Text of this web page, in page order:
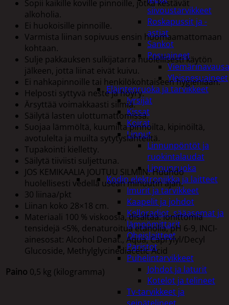
siivoustarvikkeet
Roskapussit ja -
astiat
Sankot
Pesuaineet
Yleispesuaineet
Eläintenruoka ja tarvikkeet
Jyrsijät
Kissat
Koirat
Linnut
Linnunpöntöt ja
ruokintalaudat
Linnunruoka
Kodin elektroniikka ja laitteet
Imurit ja tarvikkeet
Kaapelit ja johdot
Kelloradiot, sääasemat ja
lämpömittarit
Oheislaitteet
Paristot
Puhelintarvikkeet
Johdot ja laturit
Kotelot ja telineet
Tv-tarvikkeet ja
Sopii kaikille koville pinnoille, jotka kestävät
alkoholia.
Ei huokoisille pinnoille.
Varmista liinan sopivuus ensin huomaamattomaan
kohtaan.
Sulje pakkauksen sulkijatarra huolellisesti käytön
jälkeen, jotta liinat eivät kuivu.
Ei nahkapinnoille tai henkilökohtaiseen hygieniaan.
Helposti syttyvä neste ja höyry.
Ärsyttää voimakkaasti silmiä.
Säilytä lasten ulottumattomissa.
Suojaa lämmöltä, kuumilta pinnoilta, kipinöiltä,
avotulelta ja muilta sytytyslähteiltä.
Tupakointi kielletty.
Säilytä tiiviisti suljettuna.
JOS KEMIKAALIA JOUTUU SILMIIN: Huuhdo
huolellisesti vedellä usean minuutin ajan.
30 liinaa/pkt
Liinan koko 28×18 cm.
Materiaali 100 % viskoosia, disältää: ionittomia
tensidejä <5%, denaturoitua etanolia, pH 6-9, INCI-
ainesosat: Alcohol Denat., Aqua, Caprylyl/Decyl
Glucoside, Methylglycinediacetic Acid
Paino 0,5 kg (kilogramma)